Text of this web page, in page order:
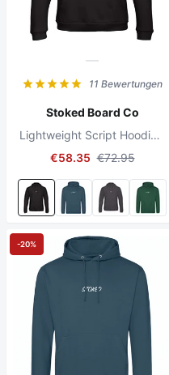
11 Bewertungen
Stoked Board Co
Lightweight Script Hoodie Black
€58.35 €72.95
-20%